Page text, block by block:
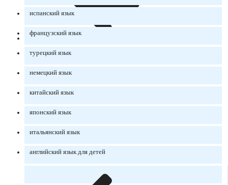
испанский язык
французский язык
турецкий язык
немецкий язык
китайский язык
японский язык
итальянский язык
английский язык для детей